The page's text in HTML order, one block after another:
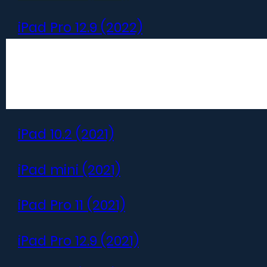
iPad Pro 12.9 (2022)
iPad 10.2 (2021)
iPad mini (2021)
iPad Pro 11 (2021)
iPad Pro 12.9 (2021)
Belangrijke informatie